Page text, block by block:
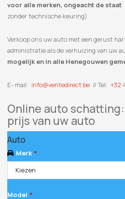
voor alle merken, ongeacht de staat
zonder technische keuring).
Verkoop ons uw auto met een gerust
administratie als de verhuizing van uw
mogelijk en in alle Henegouwen
E- mail: info@ventedirect.be // Tel: +32
Online auto
prijs van uw auto
Your
Website
Auto
Merk *
Kiezen
Model *